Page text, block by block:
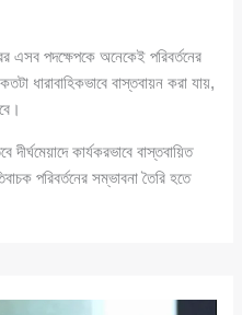
এসব পদক্ষেপকে অনেকেই পরিবর্তনের
ধারাবাহিকভাবে বাস্তবায়ন করা যায়,
কার্যকরভাবে বাস্তবায়িত
পরিবর্তনের সম্ভাবনা তৈরি হতে